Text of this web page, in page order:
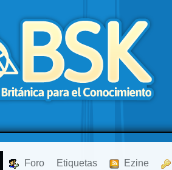
Foro Etiquetas Ezine